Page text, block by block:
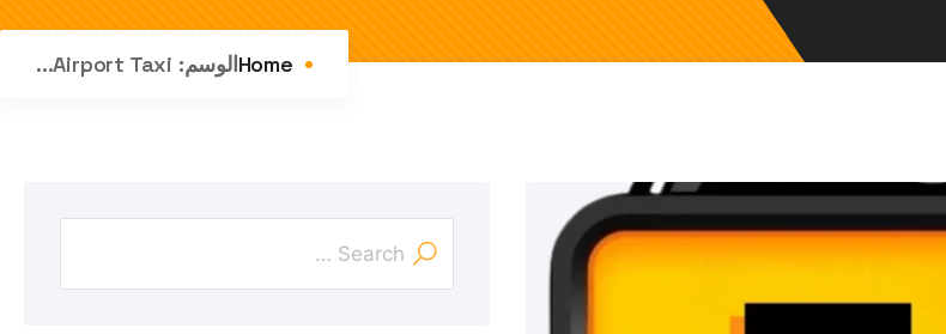
Homeالوسم: Airport Taxi...